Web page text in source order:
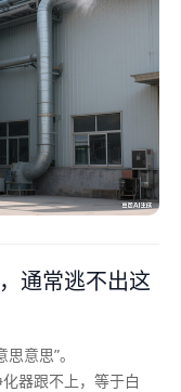
通常逃不出这
意思”。
器跟不上，等于白